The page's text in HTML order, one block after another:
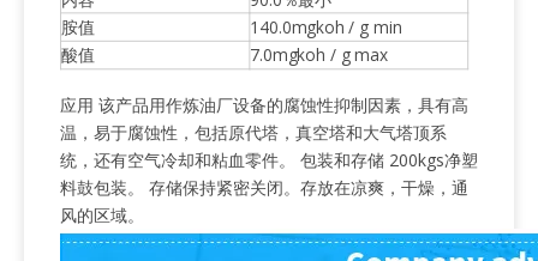
胺值
140.0mgkoh / g min
酸值 7.0mgkoh / g max
应用 该产品用作炼油厂设备的腐蚀性抑制因素，具有高
温，易于腐蚀性，包括原代塔，真空塔和大气塔顶系
统，还有空气冷却和粘血零件。 包装和存储 200kgs净塑
料鼓包装。 存储保持紧密关闭。存放在凉爽，干燥，通
风的区域。